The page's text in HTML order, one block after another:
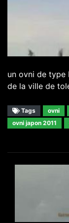
un ovni de type
de la ville de
Tags ovni
ovni japon 2011